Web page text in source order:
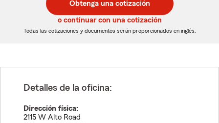
de
5
dígitos
de
5
dígitos
Obtenga una cotización
o continuar con una cotización
Todas las cotizaciones y documentos serán proporcionados en inglés.
Detalles de la oficina:
Dirección física:
2115 W Alto Road